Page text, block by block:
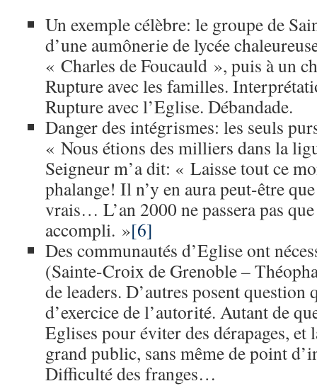
Un exemple célèbre: le groupe de
d’une aumônerie de lycée
« Charles de Foucauld », puis à un
Rupture avec les familles.
Rupture avec l’Eglise. Débandade.
Danger des intégrismes: les seuls
« Nous étions des milliers dans la
Seigneur m’a dit: « Laisse tout ce
phalange! Il n’y en aura peut-être
vrais… L’an 2000 ne passera pas
accompli. »[6]
Des communautés d’Eglise ont
(Sainte-Croix de Grenoble –
de leaders. D’autres posent question
d’exercice de l’autorité. Autant de
Eglises pour éviter des dérapages, et
grand public, sans même de point
Difficulté des franges…